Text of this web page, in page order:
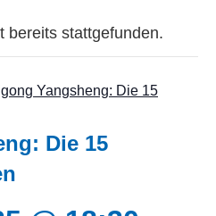
bereits stattgefunden.
Yangsheng: Die 15
Die 15